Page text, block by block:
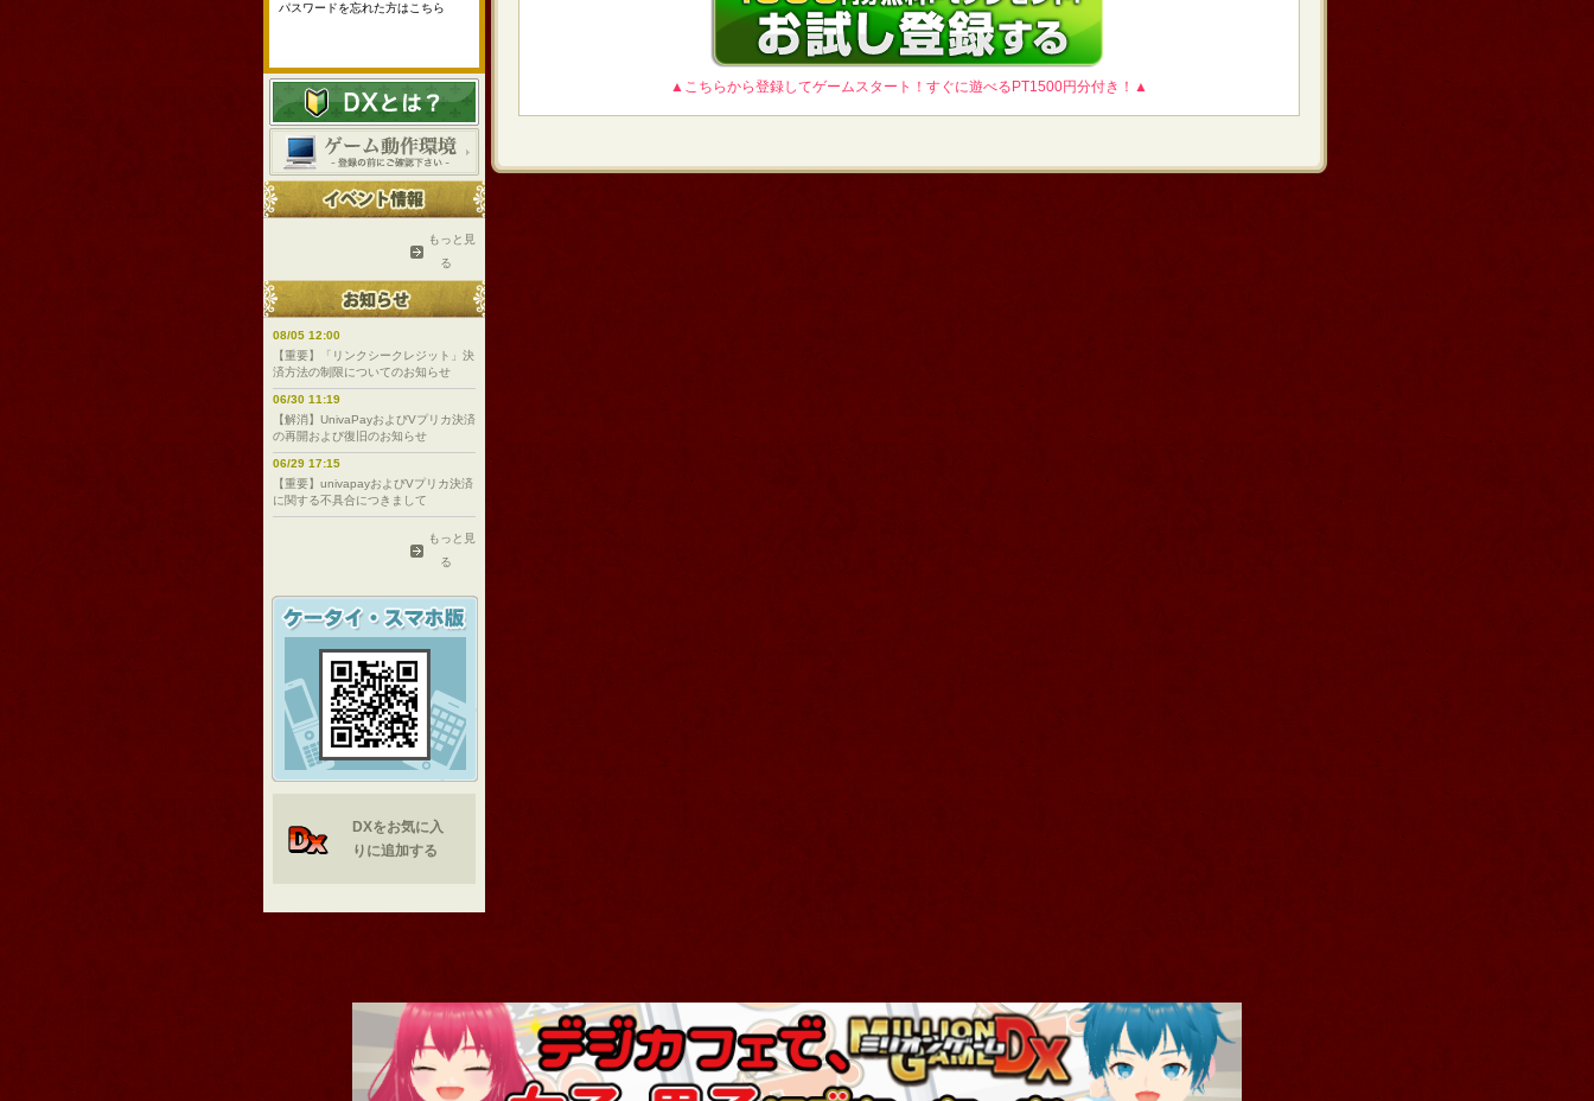
パスワードを忘れた方はこちら
もっと見
る
08/05 12:00
【重要】「リンクシークレジット」決
済方法の制限についてのお知らせ
06/30 11:19
【解消】UnivaPayおよびVプリカ決済
の再開および復旧のお知らせ
06/29 17:15
【重要】univapayおよびVプリカ決済
に関する不具合につきまして
もっと見
る
DXをお気に入
りに追加する
▲こちらから登録してゲームスタート！すぐに遊べるPT1500円分付き！▲